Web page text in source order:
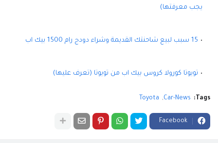
يجب معرفتها)
15 سبب لبيع شاحنتك القديمة وشراء دودج رام 1500 بيك اب
تويوتا كورولا كروس بيك اب من تويوتا (تعرف عليها)
Tags:
Car-News
Toyota
Facebook